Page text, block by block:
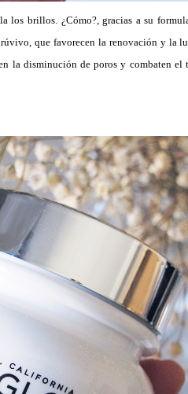
los brillos. ¿Cómo?, gracias a su
que favorecen la renovación y la
la disminución de poros y combaten el